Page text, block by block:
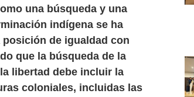
una búsqueda y una
indígena se ha
de igualdad con
que la búsqueda de la
libertad debe incluir la
coloniales, incluidas las